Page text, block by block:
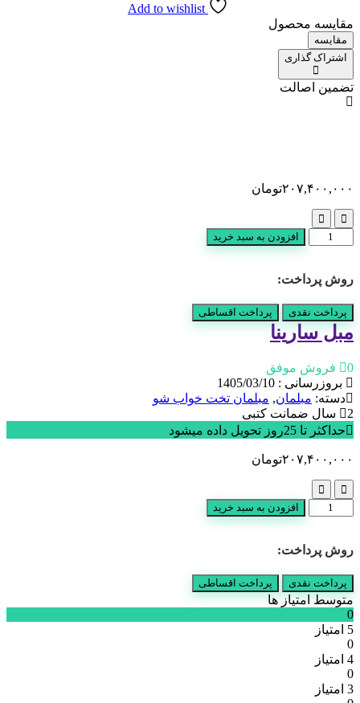
Add to wishlist
مقایسه محصول
مقایسه
اشتراک گذاری
تضمین اصالت
۲۰۷,۴۰۰,۰۰۰تومان
سارینا
افزودن به سبد خرید
روش پرداخت:
پرداخت نقدی پرداخت اقساطی
مبل سارینا
0 فروش موفق
بروزرسانی : 1405/03/10
دسته: مبلمان, مبلمان تخت خواب شو
2 سال ضمانت کتبی
حداکثر تا 25روز تحویل داده میشود
۲۰۷,۴۰۰,۰۰۰تومان
سارینا
افزودن به سبد خرید
روش پرداخت:
پرداخت نقدی پرداخت اقساطی
متوسط امتیاز ها
0
5 امتیاز
0
4 امتیاز
0
3 امتیاز